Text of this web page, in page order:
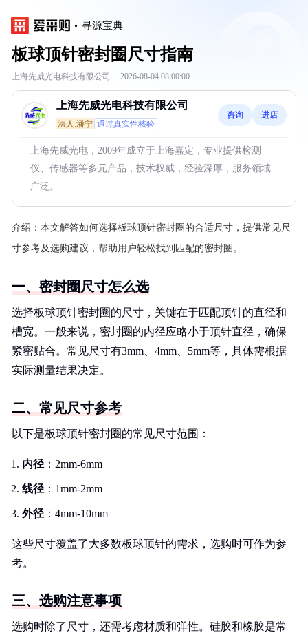
寻源宝典
板球顶针密封圈尺寸指南
上海先威光电科技有限公司 · 2026-08-04 08:00:00
上海先威光电科技有限公司
法人:潘宁 通过真实性核验
咨询 进店
上海先威光电，2009年成立于上海嘉定，专业提供检测
仪、传感器等多元产品，技术权威，经验深厚，服务领域
广泛。
介绍： 本文解答如何选择板球顶针密封圈的合适尺寸，提供常见尺
寸参考及选购建议，帮助用户轻松找到匹配的密封圈。
一、密封圈尺寸怎么选
选择板球顶针密封圈的尺寸，关键在于匹配顶针的直径和
槽宽。一般来说，密封圈的内径应略小于顶针直径，确保
紧密贴合。常见尺寸有3mm、4mm、5mm等，具体需根据
实际测量结果决定。
二、常见尺寸参考
以下是板球顶针密封圈的常见尺寸范围：
内径 ：2mm-6mm
线径 ：1mm-2mm
外径 ：4mm-10mm
这些尺寸覆盖了大多数板球顶针的需求，选购时可作为参
考。
三、选购注意事项
选购时除了尺寸，还需考虑材质和弹性。硅胶和橡胶是常